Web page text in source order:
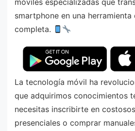
móviles especializadas que
smartphone en una herramienta
completa.
La tecnología móvil ha
que adquirimos conocimientos
necesitas inscribirte en
presenciales o comprar